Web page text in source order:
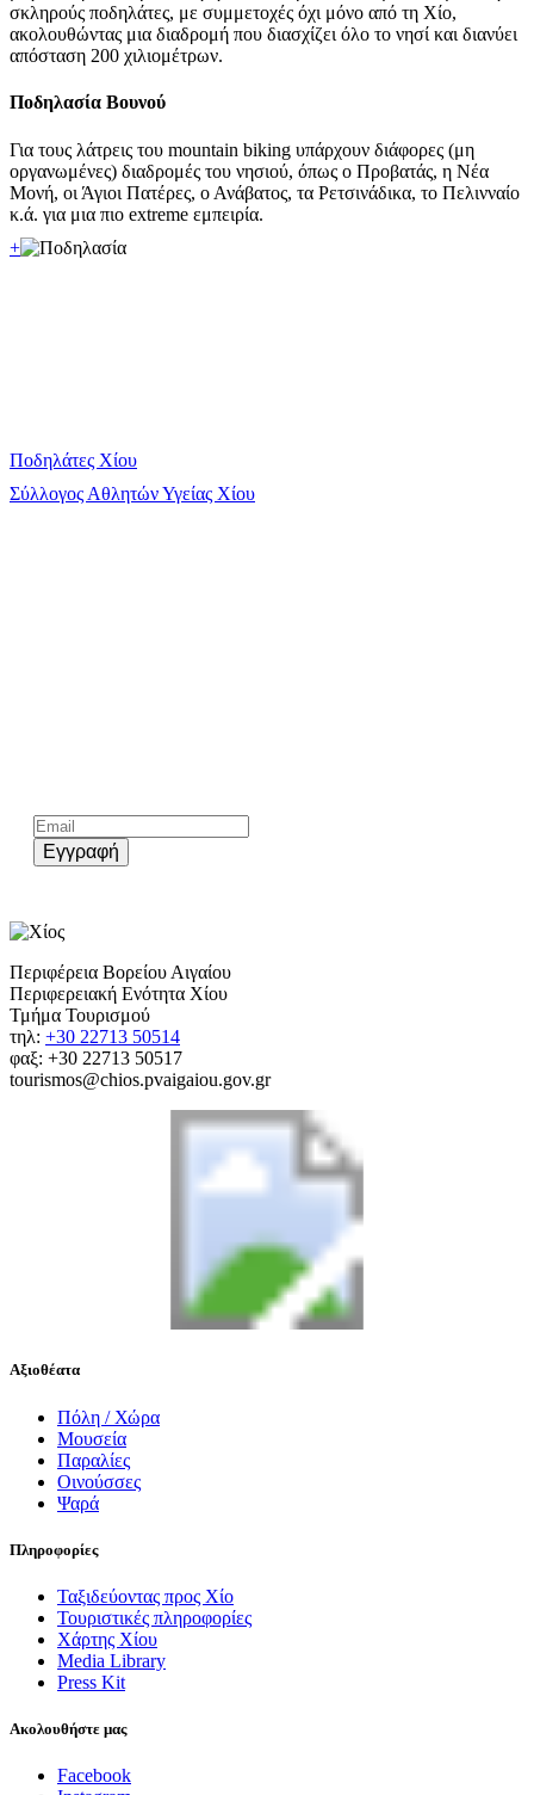
σκληρούς ποδηλάτες, με συμμετοχές όχι μόνο από τη Χίο,
ακολουθώντας μια διαδρομή που διασχίζει όλο το νησί και διανύει
απόσταση 200 χιλιομέτρων.
Ποδηλασία Βουνού
Για τους λάτρεις του mountain biking υπάρχουν διάφορες (μη
οργανωμένες) διαδρομές του νησιού, όπως ο Προβατάς, η Νέα
Μονή, οι Άγιοι Πατέρες, ο Ανάβατος, τα Ρετσινάδικα, το Πελινναίο
κ.ά. για μια πιο extreme εμπειρία.
+
Ποδηλάτες Χίου
Σύλλογος Αθλητών Υγείας Χίου
Εγγραφή
Περιφέρεια Βορείου Αιγαίου
Περιφερειακή Ενότητα Χίου
Τμήμα Τουρισμού
τηλ: +30 22713 50514
φαξ: +30 22713 50517
tourismos@chios.pvaigaiou.gov.gr
Αξιοθέατα
Πόλη / Χώρα
Μουσεία
Παραλίες
Οινούσσες
Ψαρά
Πληροφορίες
Ταξιδεύοντας προς Χίο
Τουριστικές πληροφορίες
Χάρτης Χίου
Media Library
Press Kit
Ακολουθήστε μας
Facebook